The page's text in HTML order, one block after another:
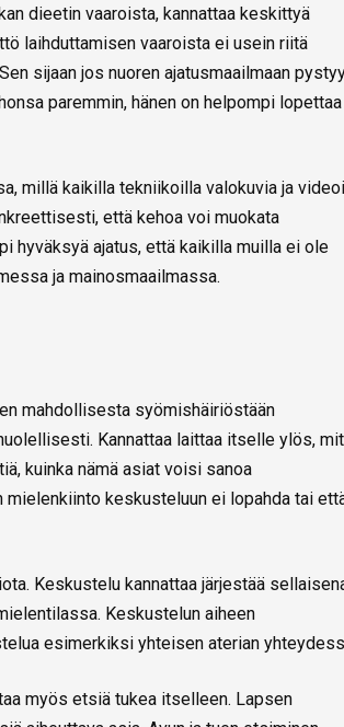
dieetin vaaroista, kannattaa keskittyä
laihduttamisen vaaroista ei usein riitä
sijaan jos nuoren ajatusmaailmaan
paremmin, hänen on helpompi lopettaa
millä kaikilla tekniikoilla valokuvia ja
että kehoa voi muokata
hyväksyä ajatus, että kaikilla muilla ei ole
ja mainosmaailmassa.
mahdollisesta syömishäiriöstään
Kannattaa laittaa itselle ylös,
kuinka nämä asiat voisi sanoa
keskusteluun ei lopahda tai
Keskustelu kannattaa järjestää
Keskustelun aiheen
esimerkiksi yhteisen aterian
myös etsiä tukea itselleen. Lapsen